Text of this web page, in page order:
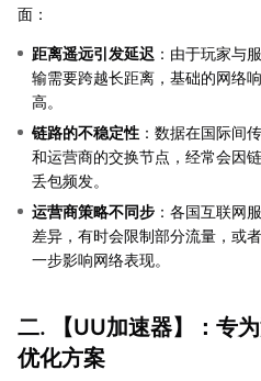
面：
距离遥远引发延迟 ：由于玩家与
输需要跨越长距离，基础的网络
高。
链路的不稳定性 ：数据在国际间
和运营商的交换节点，经常会因
丢包频发。
运营商策略不同步 ：各国互联网
差异，有时会限制部分流量，或
一步影响网络表现。
二. 【UU加速器】：专
优化方案